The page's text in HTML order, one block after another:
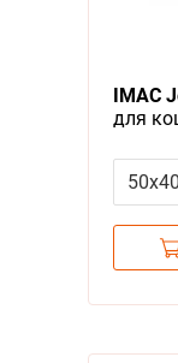
IMAC
для